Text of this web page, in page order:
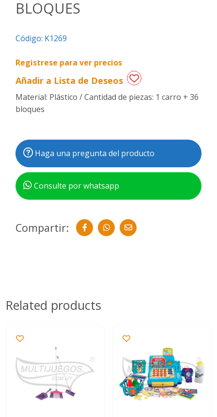
fechas
BLOQUES
Código: K1269
Registrese para ver precios
Añadir a Lista de Deseos
Material: Plástico / Cantidad de piezas: 1 carro + 36
bloques
Haga una pregunta del producto
Consulte por whatsapp
Compartir:
Related products